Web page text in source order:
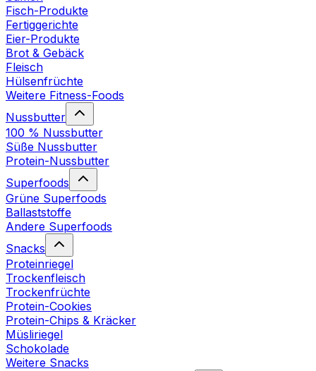
Fisch-Produkte
Fertiggerichte
Eier-Produkte
Brot & Gebäck
Fleisch
Hülsenfrüchte
Weitere Fitness-Foods
Nussbutter
100 % Nussbutter
Süße Nussbutter
Protein-Nussbutter
Superfoods
Grüne Superfoods
Ballaststoffe
Andere Superfoods
Snacks
Proteinriegel
Trockenfleisch
Trockenfrüchte
Protein-Cookies
Protein-Chips & Kräcker
Müsliriegel
Schokolade
Weitere Snacks